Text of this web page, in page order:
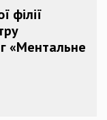
філії
«Ментальне